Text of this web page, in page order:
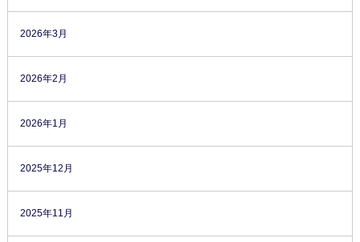
2026年3月
2026年2月
2026年1月
2025年12月
2025年11月